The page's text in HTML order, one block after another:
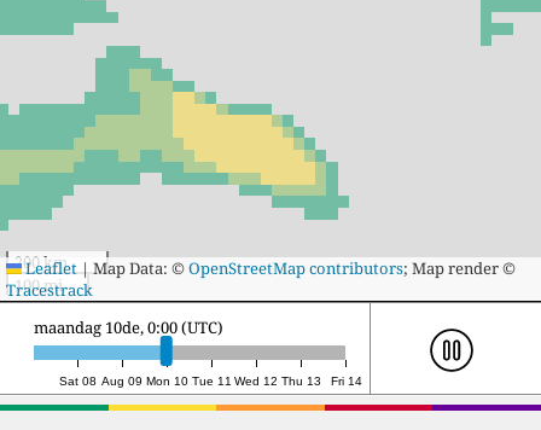
200 km
100 mi
Leaflet|Map Data: ©OpenStreetMap contributors; Map render ©
Tracestrack
Sat 08 Aug 09 Mon 10 Tue 11 Wed 12 Thu 13 Fri 14
maandag 10de, 20:00 (UTC)